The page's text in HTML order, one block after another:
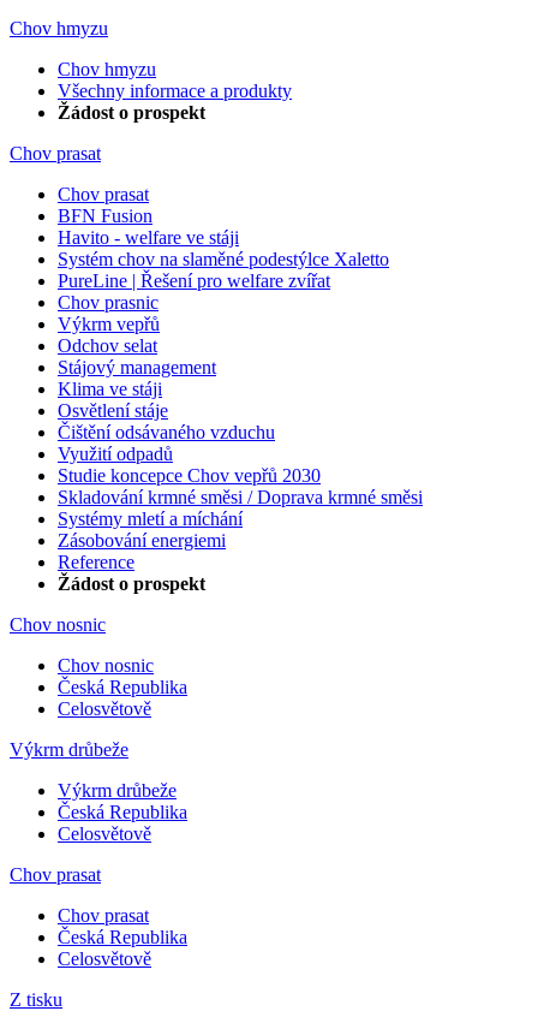
Chov hmyzu
Chov hmyzu
Všechny informace a produkty
Žádost o prospekt
Chov prasat
Chov prasat
BFN Fusion
Havito - welfare ve stáji
Systém chov na slaměné podestýlce Xaletto
PureLine | Řešení pro welfare zvířat
Chov prasnic
Výkrm vepřů
Odchov selat
Stájový management
Klima ve stáji
Osvětlení stáje
Čištění odsávaného vzduchu
Využití odpadů
Studie koncepce Chov vepřů 2030
Skladování krmné směsi / Doprava krmné směsi
Systémy mletí a míchání
Zásobování energiemi
Reference
Žádost o prospekt
Chov nosnic
Chov nosnic
Česká Republika
Celosvětově
Výkrm drůbeže
Výkrm drůbeže
Česká Republika
Celosvětově
Chov prasat
Chov prasat
Česká Republika
Celosvětově
Z tisku